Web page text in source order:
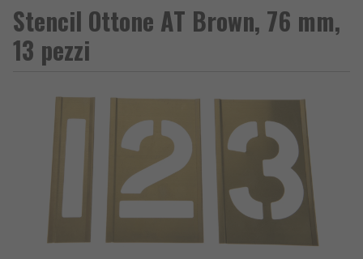
Stencil Ottone AT Brown, 76 mm,
13 pezzi